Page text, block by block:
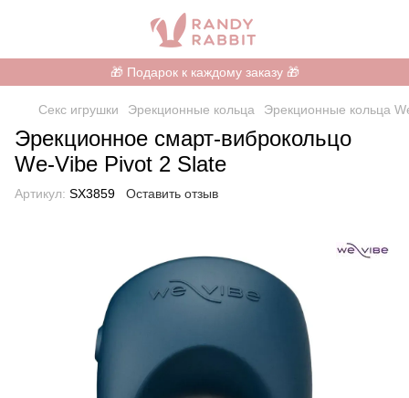
🎁 Подарок к каждому заказу 🎁
Секс игрушки Эрекционные кольца Эрекционные кольца
Эрекционное смарт-виброкольцо
We-Vibe Pivot 2 Slate
Артикул: SX3859 Оставить отзыв